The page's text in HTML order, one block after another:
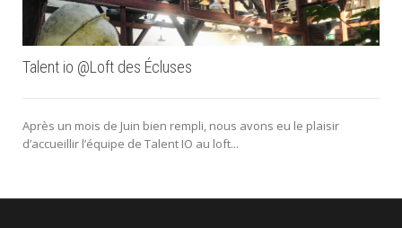
Talent io @Loft des Écluses
Après un mois de Juin bien rempli, nous avons eu le plaisir
d’accueillir l’équipe de Talent IO au loft...